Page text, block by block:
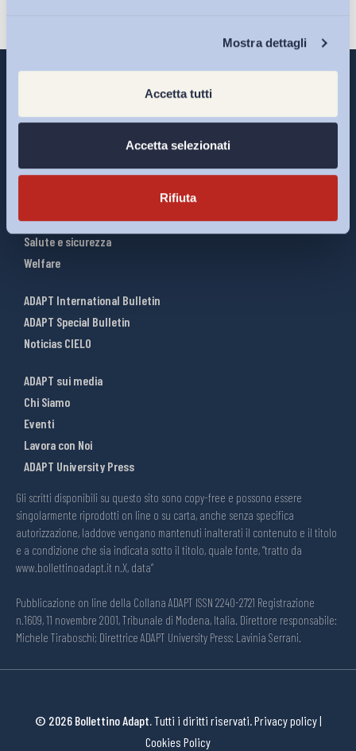
Mostra dettagli
Accetta tutti
Accetta selezionati
Rifiuta
Riforme del lavoro
Relazioni industriali
Salute e sicurezza
Welfare
ADAPT International Bulletin
ADAPT Special Bulletin
Noticias CIELO
ADAPT sui media
Chi Siamo
Eventi
Lavora con Noi
ADAPT University Press
Gli scritti disponibili su questo sito sono copy-free e possono essere
singolarmente riprodotti on line o su carta, anche senza specifica
autorizzazione, laddove vengano mantenuti inalterati il contenuto e il titolo
e a condizione che sia indicata sotto il titolo, quale fonte, “tratto da
www.bollettinoadapt.it n.X, data“
Pubblicazione on line della Collana ADAPT ISSN 2240-2721 Registrazione
n.1609, 11 novembre 2001, Tribunale di Modena, Italia. Direttore responsabile:
Michele Tiraboschi; Direttrice ADAPT University Press: Lavinia Serrani.
© 2026 Bollettino Adapt.Tutti i diritti riservati.Privacy policy|
Cookies Policy